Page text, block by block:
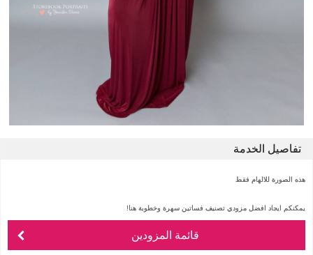
تفاصيل الخدمة
هذه الصورة للالهام فقط
يمكنكم ايجاد افضل مزودي تصنيف فساتين سهرة وخطوبة هنا!
قائمة المزودين